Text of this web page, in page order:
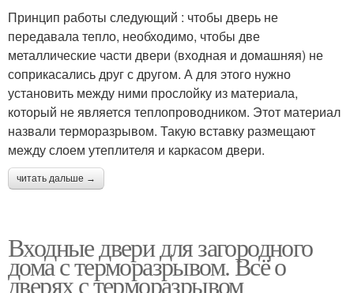
Принцип работы следующий : чтобы дверь не
передавала тепло, необходимо, чтобы две
металлические части двери (входная и домашняя) не
соприкасались друг с другом. А для этого нужно
установить между ними прослойку из материала,
который не является теплопроводником. Этот материал
назвали терморазрывом. Такую вставку размещают
между слоем утеплителя и каркасом двери.
читать дальше →
Входные двери для загородного
дома с терморазрывом. Всё о
дверях с терморазрывом